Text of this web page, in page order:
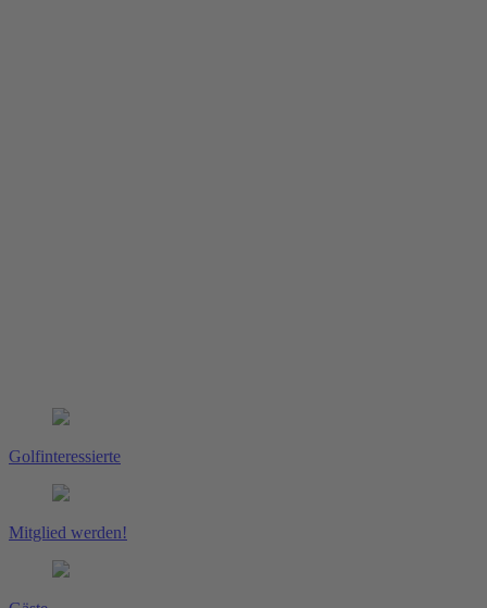
Golfinteressierte
Mitglied werden!